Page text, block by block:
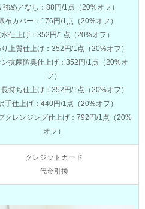
強め／なし：88円/1点（20%オフ）
布カバー：176円/1点（20%オフ）
仕上げ：352円/1点（20%オフ）
上質仕上げ：352円/1点（20%オフ）
抗菌防臭仕上げ：352円/1点（20%オ
フ）
持ち仕上げ：352円/1点（20%オフ）
手仕上げ：440円/1点（20%オフ）
クレンジング仕上げ：792円/1点（20%
オフ）
クレジットカード
代金引換